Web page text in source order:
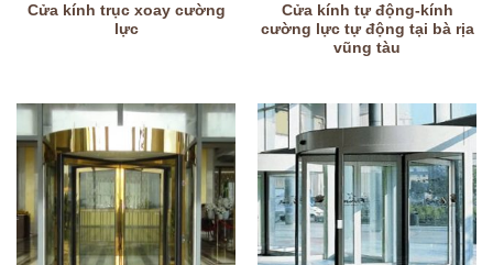
Cửa kính trục xoay cường
lực
Cửa kính tự động-kính
cường lực tự động tại bà rịa
vũng tàu